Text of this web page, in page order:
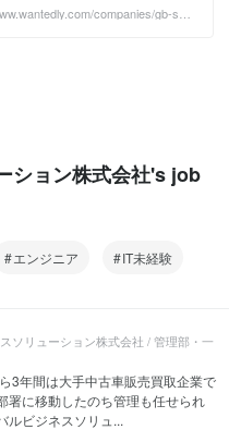
てくれたものです✨今回はその
companies/gb-sol
1013172
ション株式会社's job
エンジニア IT未経験
ソリューション株式会社 / 管理部・一
3年間は大手中古車販売買取企業で
署に移動したのち管理も任せられ
ルビジネスソリュ...